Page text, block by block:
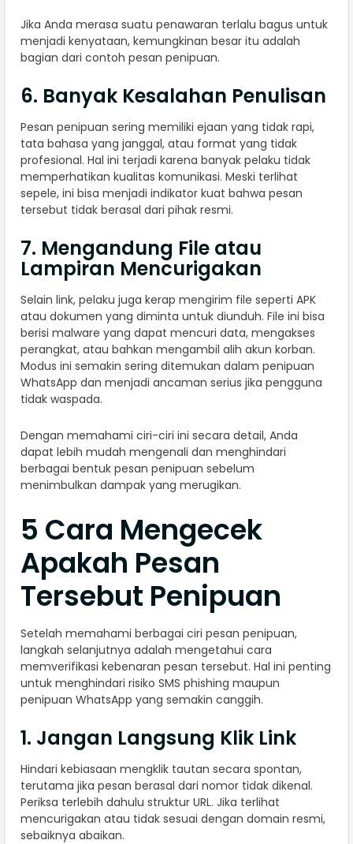
Jika Anda merasa suatu penawaran terlalu bagus untuk
menjadi kenyataan, kemungkinan besar itu adalah
bagian dari contoh pesan penipuan.
6. Banyak Kesalahan Penulisan
Pesan penipuan sering memiliki ejaan yang tidak rapi,
tata bahasa yang janggal, atau format yang tidak
profesional. Hal ini terjadi karena banyak pelaku tidak
memperhatikan kualitas komunikasi. Meski terlihat
sepele, ini bisa menjadi indikator kuat bahwa pesan
tersebut tidak berasal dari pihak resmi.
7. Mengandung File atau
Lampiran Mencurigakan
Selain link, pelaku juga kerap mengirim file seperti APK
atau dokumen yang diminta untuk diunduh. File ini bisa
berisi malware yang dapat mencuri data, mengakses
perangkat, atau bahkan mengambil alih akun korban.
Modus ini semakin sering ditemukan dalam penipuan
WhatsApp dan menjadi ancaman serius jika pengguna
tidak waspada.
Dengan memahami ciri-ciri ini secara detail, Anda
dapat lebih mudah mengenali dan menghindari
berbagai bentuk pesan penipuan sebelum
menimbulkan dampak yang merugikan.
5 Cara Mengecek
Apakah Pesan
Tersebut Penipuan
Setelah memahami berbagai ciri pesan penipuan,
langkah selanjutnya adalah mengetahui cara
memverifikasi kebenaran pesan tersebut. Hal ini penting
untuk menghindari risiko SMS phishing maupun
penipuan WhatsApp yang semakin canggih.
1. Jangan Langsung Klik Link
Hindari kebiasaan mengklik tautan secara spontan,
terutama jika pesan berasal dari nomor tidak dikenal.
Periksa terlebih dahulu struktur URL. Jika terlihat
mencurigakan atau tidak sesuai dengan domain resmi,
sebaiknya abaikan.